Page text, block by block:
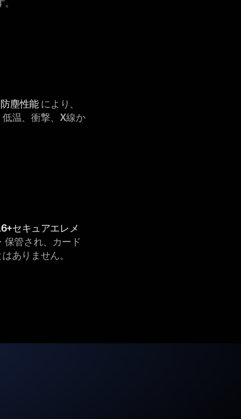
塵性能により、
温、衝撃、X線か
セキュアエレメ
保管され、カード
ありません。